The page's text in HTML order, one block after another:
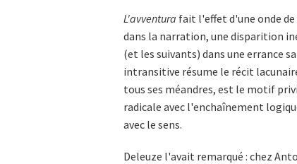
L'avventura fait l'effet d'une onde de
dans la narration, une disparition
(et les suivants) dans une errance
intransitive résume le récit
tous ses méandres, est le motif
radicale avec l'enchaînement
avec le sens.
Deleuze l'avait remarqué : chez